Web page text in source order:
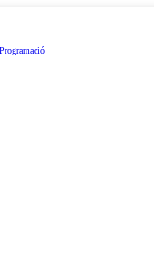
Programació